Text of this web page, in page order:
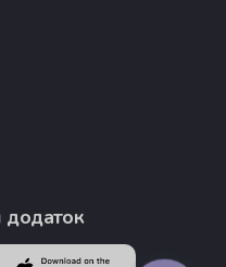
додаток